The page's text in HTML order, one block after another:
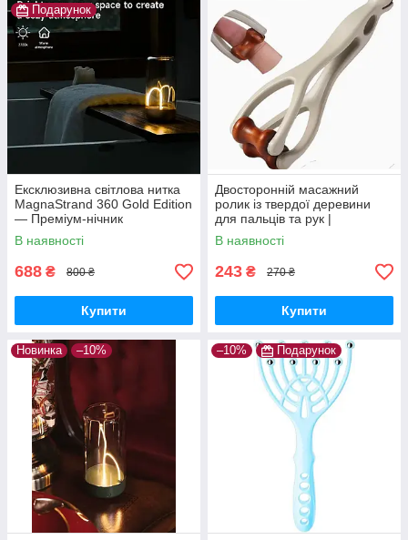
Подарунок
Ексклюзивна світлова нитка
MagnaStrand 360 Gold Edition
— Преміум-нічник
трансформер, дизайнерська
LED-лампа
В наявності
688 ₴ 800 ₴
Купити
Двосторонній масажний
ролик із твердої деревини
для пальців та рук |
компактний ручний масажер
для релаксу
В наявності
243 ₴ 270 ₴
Купити
Новинка –10% –10% Подарунок